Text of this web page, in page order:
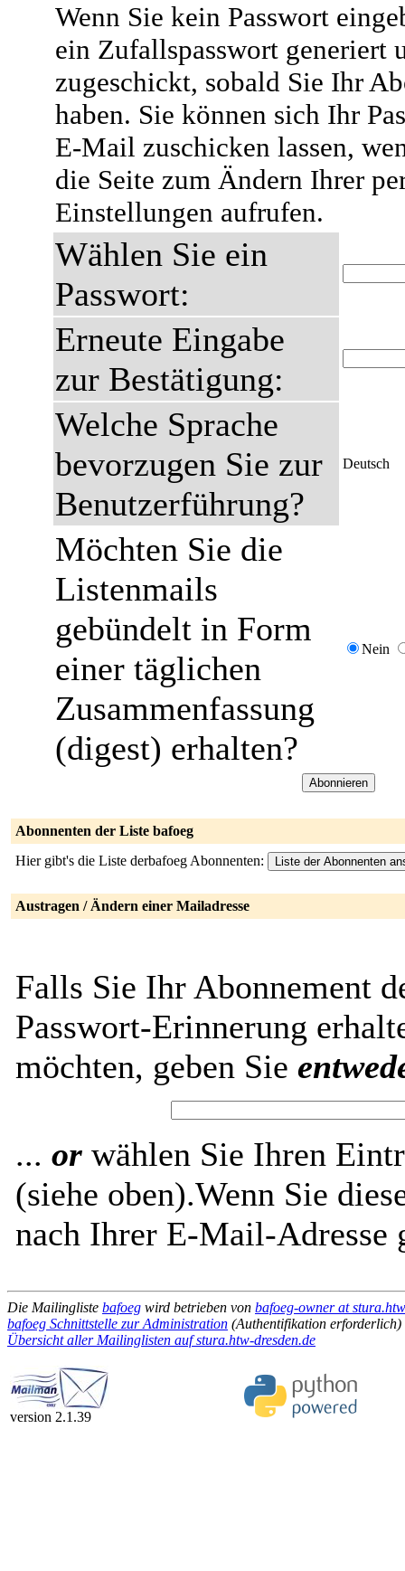
Wenn Sie kein Passwort
ein Zufallspasswort generiert
zugeschickt, sobald Sie Ihr
haben. Sie können sich Ihr
E-Mail zuschicken lassen,
die Seite zum Ändern Ihrer
Einstellungen aufrufen.
Wählen Sie ein
Passwort:
Erneute Eingabe
zur Bestätigung:
Welche Sprache
bevorzugen Sie zur
Benutzerführung?
Deutsch
Möchten Sie die
Listenmails
gebündelt in Form
einer täglichen
Zusammenfassung
(digest) erhalten?
Nein
Abonnenten der Liste bafoeg
Hier gibt's die Liste derbafoeg Abonnenten:
Austragen / Ändern einer Mailadresse
Falls Sie Ihr Abonnement
Passwort-Erinnerung
möchten, geben Sie
... or wählen Sie Ihren
(siehe oben).Wenn Sie
nach Ihrer E-Mail-Adresse
Die Mailingliste bafoeg wird betrieben von bafoeg-owner at
bafoeg Schnittstelle zur Administration (Authentifikation erforderlich)
Übersicht aller Mailinglisten auf stura.htw-dresden.de
version 2.1.39